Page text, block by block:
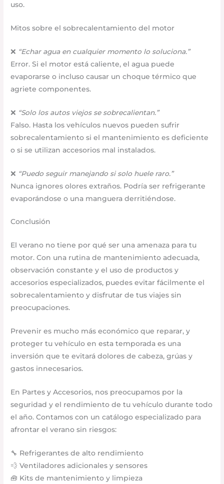
uso.
Mitos sobre el sobrecalentamiento del motor
❌ “Echar agua en cualquier momento lo soluciona.”
Error. Si el motor está caliente, el agua puede
evaporarse o incluso causar un choque térmico que
agriete componentes.
❌ “Solo los autos viejos se sobrecalientan.”
Falso. Hasta los vehículos nuevos pueden sufrir
sobrecalentamiento si el mantenimiento es deficiente
o si se utilizan accesorios mal instalados.
❌ “Puedo seguir manejando si solo huele raro.”
Nunca ignores olores extraños. Podría ser refrigerante
evaporándose o una manguera derritiéndose.
Conclusión
El verano no tiene por qué ser una amenaza para tu
motor. Con una rutina de mantenimiento adecuada,
observación constante y el uso de productos y
accesorios especializados, puedes evitar fácilmente el
sobrecalentamiento y disfrutar de tus viajes sin
preocupaciones.
Prevenir es mucho más económico que reparar, y
proteger tu vehículo en esta temporada es una
inversión que te evitará dolores de cabeza, grúas y
gastos innecesarios.
En Partes y Accesorios, nos preocupamos por la
seguridad y el rendimiento de tu vehículo durante todo
el año. Contamos con un catálogo especializado para
afrontar el verano sin riesgos:
🔧 Refrigerantes de alto rendimiento
💨 Ventiladores adicionales y sensores
🧰 Kits de mantenimiento y limpieza